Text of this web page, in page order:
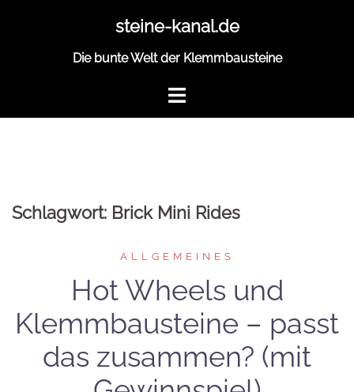
steine-kanal.de
Die bunte Welt der Klemmbausteine
Schlagwort: Brick Mini Rides
ALLGEMEINES
Hot Wheels und
Klemmbausteine – passt
das zusammen? (mit